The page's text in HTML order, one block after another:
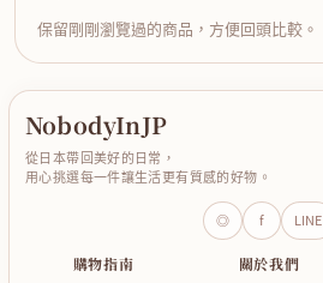
保留剛剛瀏覽過的商品，方便回頭比較。
NobodyInJP
從日本帶回美好的日常，
用心挑選每一件讓生活更有質感的好物。
◎ f LINE
購物指南
關於我們